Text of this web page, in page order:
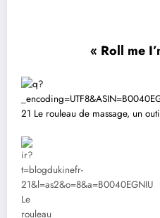
« Roll me